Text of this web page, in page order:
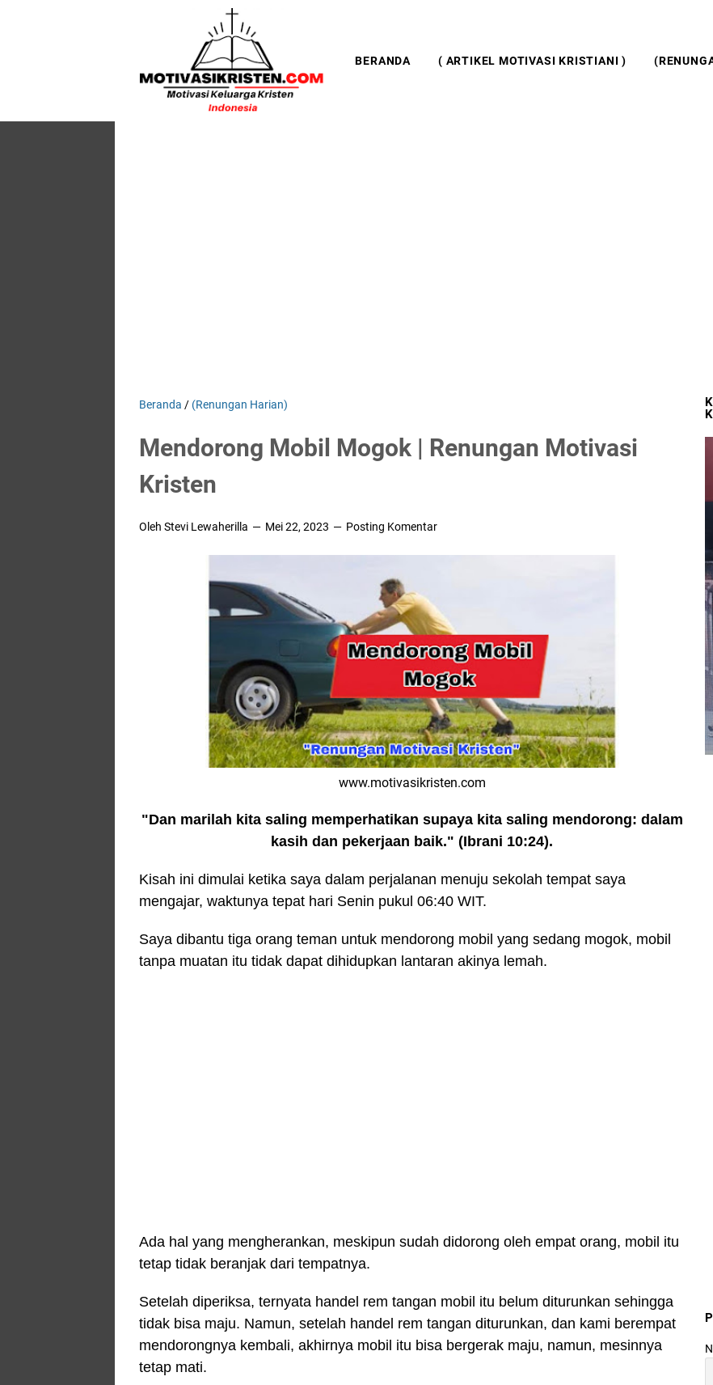
BERANDA ( ARTIKEL MOTIVASI KRISTIANI )
Beranda / (Renungan Harian)
Mendorong Mobil Mogok | Renungan Motivasi
Kristen
Oleh Stevi Lewaherilla Mei 22, 2023 Posting Komentar
www.motivasikristen.com
"Dan marilah kita saling memperhatikan supaya kita saling mendorong: dalam
kasih dan pekerjaan baik." (Ibrani 10:24).
Kisah ini dimulai ketika saya dalam perjalanan menuju sekolah tempat saya
mengajar, waktunya tepat hari Senin pukul 06:40 WIT.
Saya dibantu tiga orang teman untuk mendorong mobil yang sedang mogok, mobil
tanpa muatan itu tidak dapat dihidupkan lantaran akinya lemah.
Ada hal yang mengherankan, meskipun sudah didorong oleh empat orang, mobil itu
tetap tidak beranjak dari tempatnya.
Setelah diperiksa, ternyata handel rem tangan mobil itu belum diturunkan sehingga
tidak bisa maju. Namun, setelah handel rem tangan diturunkan, dan kami berempat
mendorongnya kembali, akhirnya mobil itu bisa bergerak maju, namun, mesinnya
tetap mati.